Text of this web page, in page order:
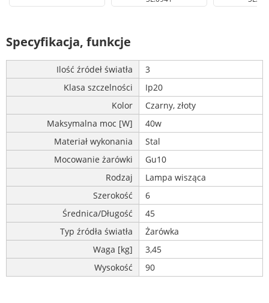
Specyfikacja, funkcje
Ilość źródeł światła
3
Klasa szczelności
Ip20
Kolor
Czarny, złoty
Maksymalna moc [W]
40w
Materiał wykonania
Stal
Mocowanie żarówki
Gu10
Rodzaj
Lampa wisząca
Szerokość
6
Średnica/Długość
45
Typ źródła światła
Żarówka
Waga [kg]
3,45
Wysokość
90